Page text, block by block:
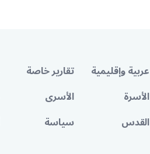
عربية وإقليمية تقارير خاصة
الأسرة الأسرى
القدس سياسة